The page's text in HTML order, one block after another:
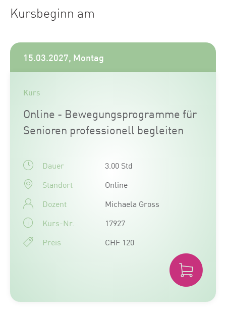
Kursbeginn am
15.03.2027, Montag
Kurs
Online - Bewegungsprogramme für
Senioren professionell begleiten
Dauer
3.00 Std
Standort
Online
Dozent
Michaela Gross
Kurs-Nr.
17927
Preis
CHF 120